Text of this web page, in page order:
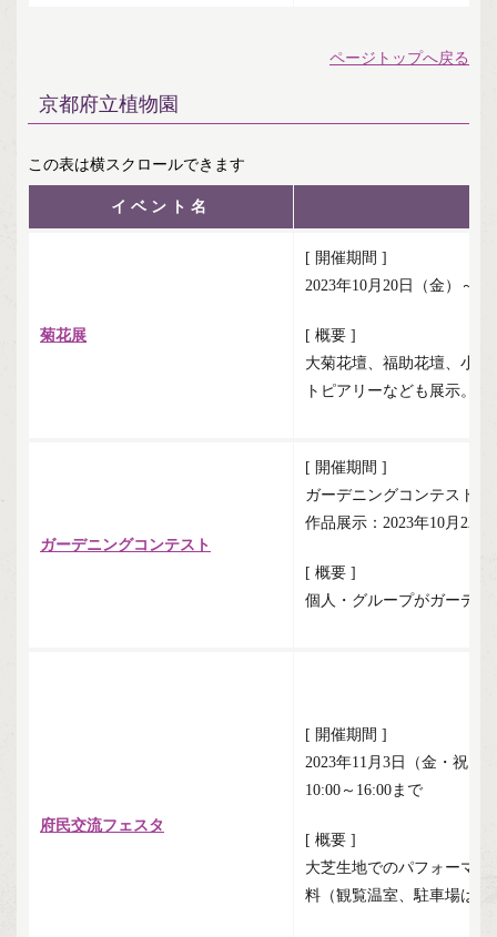
ページトップへ戻る
京都府立植物園
イベント名
菊花展
[ 開催期間 ]
2023年10月20日（金）～
[ 概要 ]
大菊花壇、福助花壇、小
トピアリーなども展示。
ガーデニングコンテスト
[ 開催期間 ]
ガーデニングコンテスト：
作品展示：2023年10月22
[ 概要 ]
個人・グループがガーデ
府民交流フェスタ
[ 開催期間 ]
2023年11月3日（金・祝）
10:00～16:00まで
[ 概要 ]
大芝生地でのパフォーマ
料（観覧温室、駐車場は有